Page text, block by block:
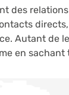
des
Autant de
en sachant